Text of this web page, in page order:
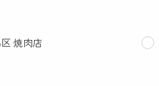
焼肉店